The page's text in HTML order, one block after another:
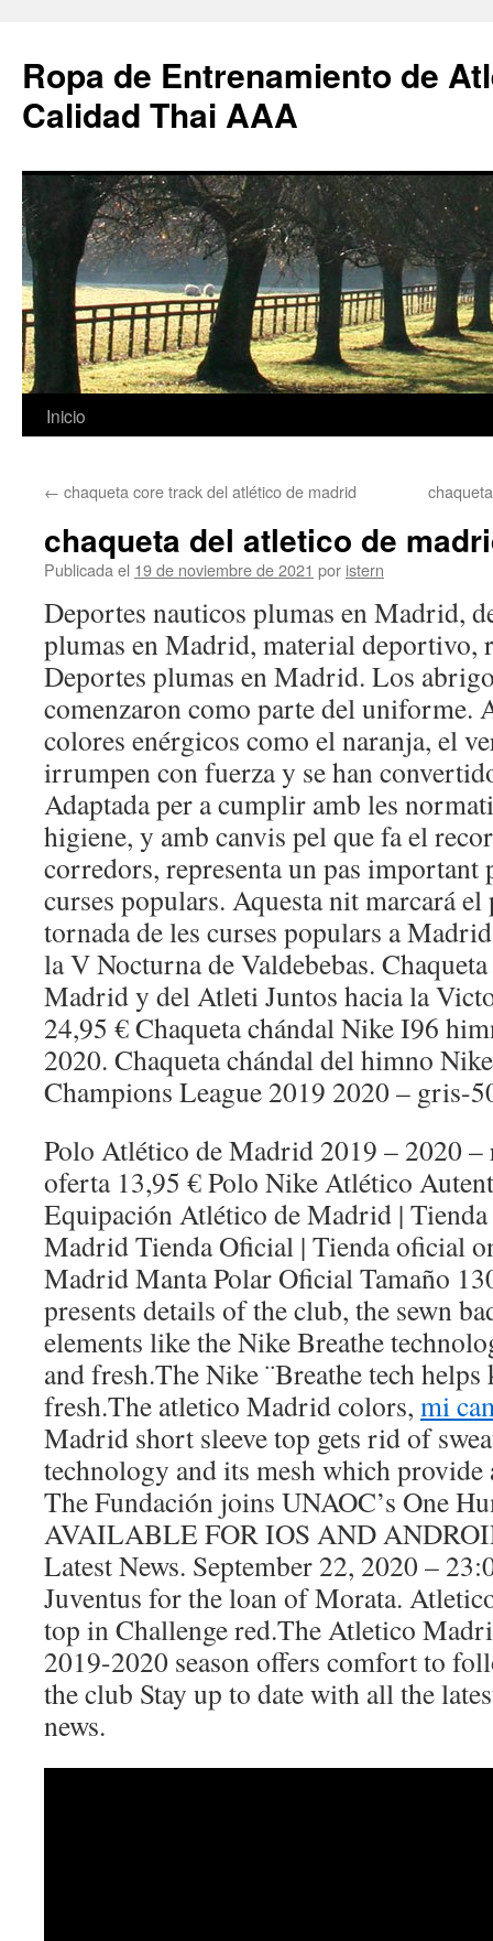
Ropa de Entrenamiento de
Calidad Thai AAA
Saltar
contenido
Inicio
← chaqueta core track del atlético de madrid
chaqueta del atletico de
Publicada el 19 de noviembre de 2021 por istern
Deportes nauticos plumas en Madrid,
plumas en Madrid, material deportivo,
Deportes plumas en Madrid. Los
comenzaron como parte del uniforme.
colores enérgicos como el naranja, el
irrumpen con fuerza y se han
Adaptada per a cumplir amb les
higiene, y amb canvis pel que fa el
corredors, representa un pas important
curses populars. Aquesta nit marcará
tornada de les curses populars a
la V Nocturna de Valdebebas.
Madrid y del Atleti Juntos hacia la
24,95 € Chaqueta chándal Nike I96
2020. Chaqueta chándal del himno
Champions League 2019 2020 – gris-
Polo Atlético de Madrid 2019 – 2020
oferta 13,95 € Polo Nike Atlético
Equipación Atlético de Madrid |
Madrid Tienda Oficial | Tienda oficial
Madrid Manta Polar Oficial Tamaño
presents details of the club, the sewn
elements like the Nike Breathe
and fresh.The Nike ¨Breathe tech
fresh.The atletico Madrid colors, mi
Madrid short sleeve top gets rid of
technology and its mesh which
The Fundación joins UNAOC’s One
AVAILABLE FOR IOS AND
Latest News. September 22, 2020 –
Juventus for the loan of Morata.
top in Challenge red.The Atletico
2019-2020 season offers comfort to
the club Stay up to date with all the
news.